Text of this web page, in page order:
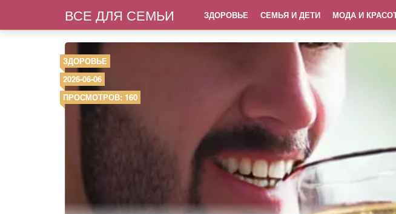
ВСЕ ДЛЯ СЕМЬИ ЗДОРОВЬЕ СЕМЬЯ И ДЕТИ МОДА И
ЗДОРОВЬЕ
2026-06-06
ПРОСМОТРОВ: 160